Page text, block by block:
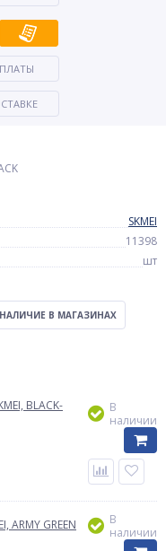
SKMEI
11398
шт
НАЛИЧИЕ В МАГАЗИНАХ
BLACK-
В
наличии
ARMY GREEN
В
наличии